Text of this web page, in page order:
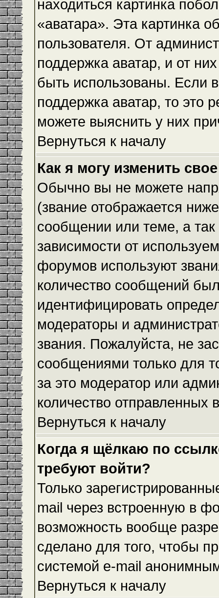
находиться картинка
«аватара». Эта картинка
пользователя. От
поддержка аватар, и от
быть использованы. Если
поддержка аватар, то это
можете выяснить у них
Вернуться к началу
Как я могу изменить
Обычно вы не можете
(звание отображается
сообщении или теме, а
зависимости от
форумов используют
количество сообщений
идентифицировать
модераторы и
звания. Пожалуйста, не
сообщениями только для
за это модератор или
количество
Вернуться к началу
Когда я щёлкаю по
требуют войти?
Только
mail через встроенную в
возможность вообще
сделано для того, чтобы
системой e-mail
Вернуться к началу